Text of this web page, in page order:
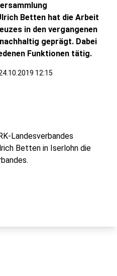
Betten hat die Arbeit
in den vergangenen
geprägt. Dabei
Funktionen tätig.
12:15
Landesverbandes
Betten in Iserlohn die